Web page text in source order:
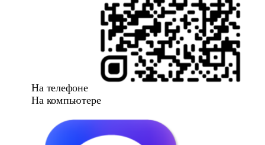
На телефоне
На компьютере